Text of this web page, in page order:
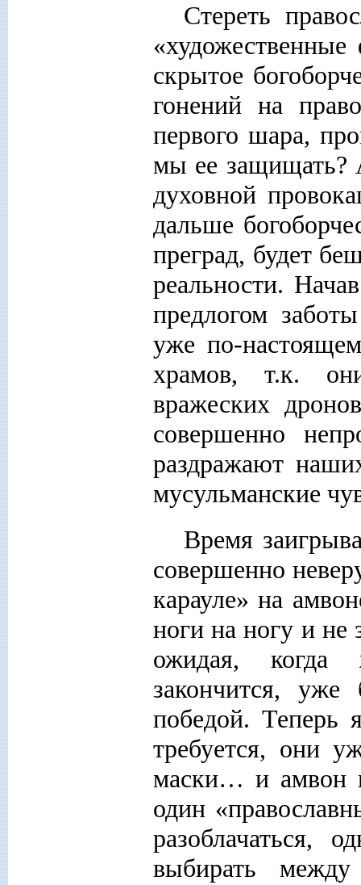
Стереть
скрытое
гонений на
первого шара,
мы ее защищать?
духовной
дальше
преград, будет
реальности.
предлогом
уже по-
храмов, т.к.
вражеских
совершенно
раздражают
мусульманские
Время
совершенно
карауле» на
ноги на ногу и не
ожидая, когда
закончится, уже
победой. Теперь
требуется, они
маски… и амвон
один
разоблачаться,
выбирать